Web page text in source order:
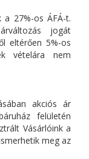
27%-os ÁFÁ-t.
jogát
eltérően 5%-os
vételára nem
akciós ár
felületén
Vásárlóink a
meg az